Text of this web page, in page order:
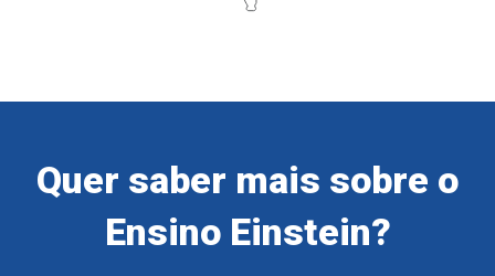
Quer saber mais sobre o
Ensino Einstein?